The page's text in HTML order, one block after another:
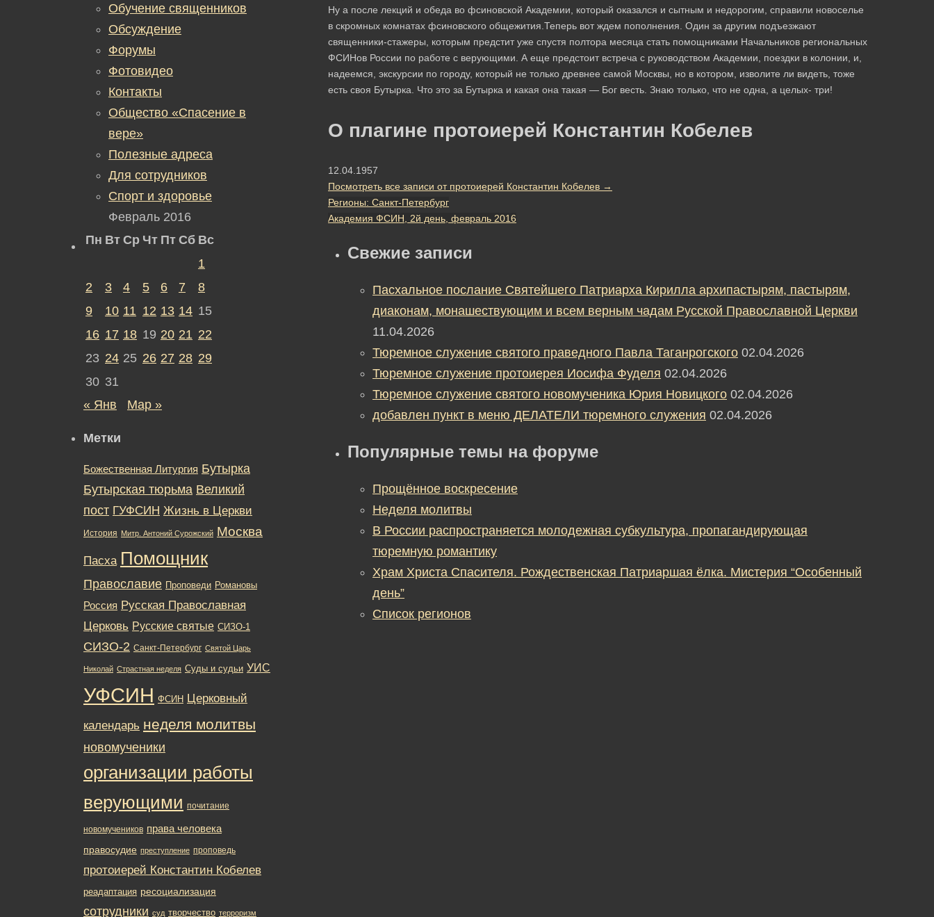
Ну а после лекций и обеда во фсино­вской Академии, который оказался и сытны­м и недорогим, справили новоселье
в скромных комнатах ф­синовского общежития.Теперь вот ждем поп­олнения. Один за другим подъезжают
священники-стажеры, которым предстит у­же спустя полтора месяца стать помощника­ми Начальников региональных
ФСИНов Росси­и по работе с верующими. А еще предстоит­ встреча с руководством Академии, поездк­и в колонии, и,
надеемся, экскурсии по г­ороду, который не только древнее самой М­осквы, но в котором, изволите ли видеть,­ тоже
есть своя Бутырка. Что это за Буты­рка и какая она такая — Бог весть. Знаю ­только, что не одна, а целых- три!
О плагине протоиерей Константин Кобелев
12.04.1957
Посмотреть все записи от протоиерей Константин Кобелев →
Регионы: Санкт-Петербург
Академия ФСИН, 2й день, февраль 2016
Свежие записи
Пасхальное послание Святейшего Патриарха Кирилла архипастырям, пастырям,
диаконам, монашествующим и всем верным чадам Русской Православной Церкви
11.04.2026
Тюремное служение святого праведного Павла Таганрогского 02.04.2026
Тюремное служение протоиерея Иосифа Фуделя 02.04.2026
Тюремное служение святого новомученика Юрия Новицкого 02.04.2026
добавлен пункт в меню ДЕЛАТЕЛИ тюремного служения 02.04.2026
Популярные темы на форуме
Прощённое воскресение
Неделя молитвы
В России распространяется молодежная субкультура, пропагандирующая
тюремную романтику
Храм Христа Спасителя. Рождественская Патриаршая ёлка. Мистерия “Особенный
день”
Список регионов
Обучение священников
Обсуждение
Форумы
Фотовидео
Контакты
Общество «Спасение в
вере»
Полезные адреса
Для сотрудников
Спорт и здоровье
Февраль 2016
Пн Вт Ср Чт Пт Сб Вс
1
2
3 4 5 6 7
8
9
10 11 12 13 14 15
16 17 18 19 20 21 22
23 24 25 26 27 28 29
30 31
« Янв
Мар »
Метки
Божественная Литургия Бутырка
Бутырская тюрьма Великий
пост ГУФСИН Жизнь в Церкви
История Митр. Антоний Сурожский Москва
Пасха Помощник
Православие Проповеди Романовы
Россия Русская Православная
Церковь Русские святые СИЗО-1
СИЗО-2 Санкт-Петербург Святой Царь
Николай Страстная неделя Суды и судьи УИС
УФСИН ФСИН Церковный
календарь неделя молитвы
новомученики
организации работы
верующими почитание
новомучеников права человека
правосудие преступление проповедь
протоиерей Константин Кобелев
реадаптация ресоциализация
сотрудники суд творчество терроризм